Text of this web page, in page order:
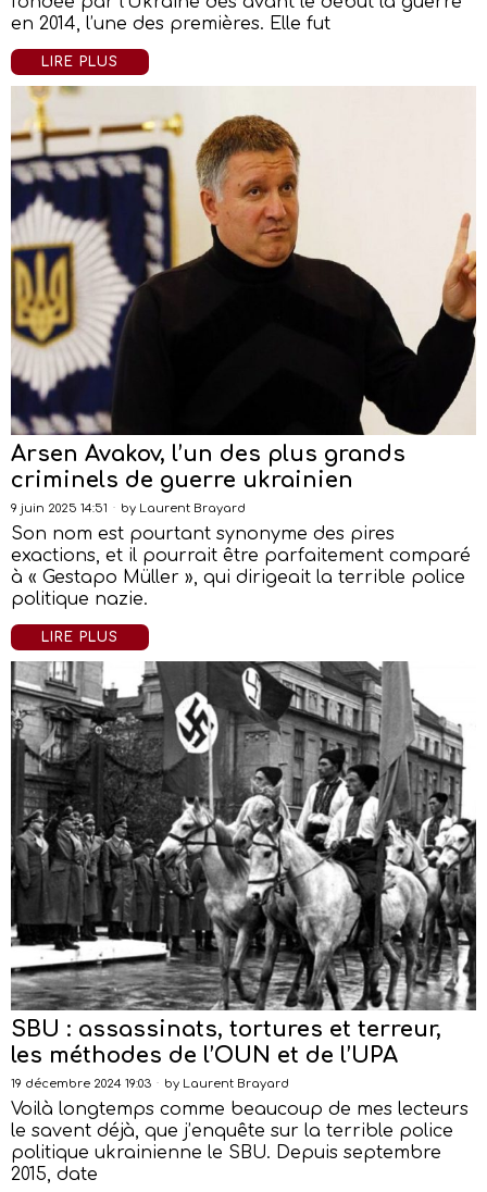
en 2014, l’une des premières. Elle fut
LIRE PLUS
Arsen Avakov, l’un des plus grands
criminels de guerre ukrainien
9 juin 2025 14:51 by Laurent Brayard
Son nom est pourtant synonyme des pires
exactions, et il pourrait être parfaitement comparé
à « Gestapo Müller », qui dirigeait la terrible police
politique nazie.
LIRE PLUS
SBU : assassinats, tortures et terreur,
les méthodes de l’OUN et de l’UPA
19 décembre 2024 19:03 by Laurent Brayard
Voilà longtemps comme beaucoup de mes lecteurs
le savent déjà, que j’enquête sur la terrible police
politique ukrainienne le SBU. Depuis septembre
2015, date